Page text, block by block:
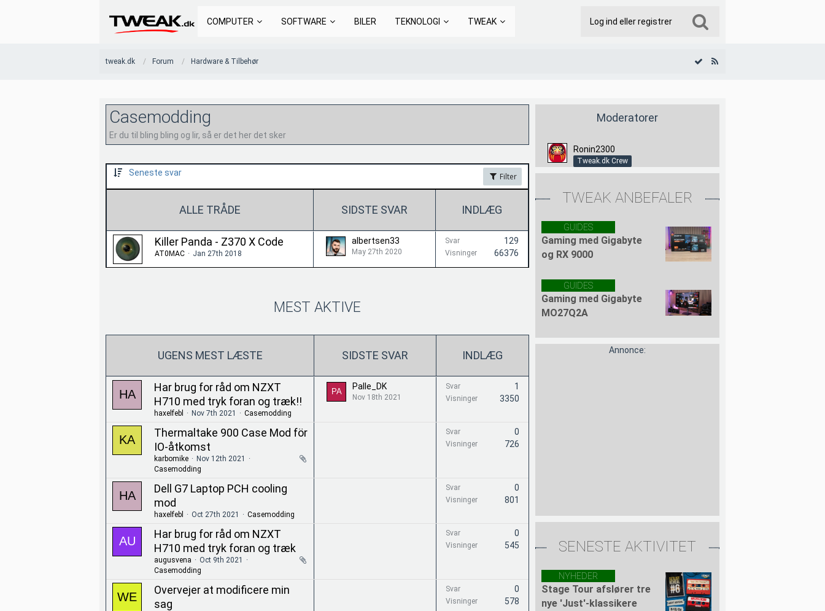
COMPUTER SOFTWARE BILER TEKNOLOGI TWEAK Log ind eller registrer
tweak.dk Forum Hardware & Tilbehør
Casemodding
Er du til bling bling og lir, så er det her det sker
Seneste svar Filter
ALLE TRÅDE SIDSTE SVAR INDLÆG
Killer Panda - Z370 X Code
AT0MAC Jan 27th 2018
albertsen33
May 27th 2020
Svar 129
Visninger 66376
MEST AKTIVE
UGENS MEST LÆSTE SIDSTE SVAR INDLÆG
Har brug for råd om NZXT
H710 med tryk foran og træk!!
haxelfebl Nov 7th 2021 Casemodding
Palle_DK
Nov 18th 2021
Svar 1
Visninger 3350
Thermaltake 900 Case Mod för
IO-åtkomst
karbomike
Nov 12th 2021
Casemodding
Svar 0
Visninger 726
Dell G7 Laptop PCH cooling
mod
haxelfebl Oct 27th 2021 Casemodding
Svar 0
Visninger 801
Har brug for råd om NZXT
H710 med tryk foran og træk
augusvena
Oct 9th 2021
Casemodding
Svar 0
Visninger 545
Overvejer at modificere min
sag
Svar 0
Visninger 578
Moderatorer
Ronin2300
Tweak.dk Crew
TWEAK ANBEFALER
GUIDES
Gaming med Gigabyte
og RX 9000
GUIDES
Gaming med Gigabyte
MO27Q2A
Annonce:
SENESTE AKTIVITET
NYHEDER
Stage Tour afslører tre
nye 'Just'-klassikere